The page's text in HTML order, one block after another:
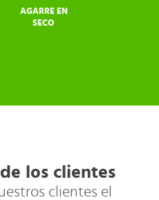
AGARRE EN
SECO
los clientes
clientes el